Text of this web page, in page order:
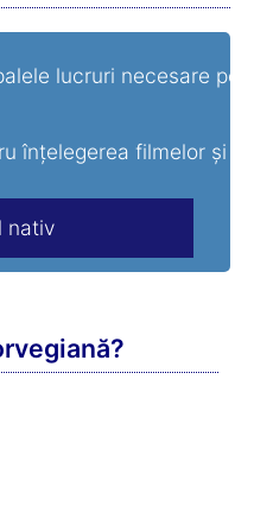
lucruri necesare
înțelegerea filmelor și
nativ